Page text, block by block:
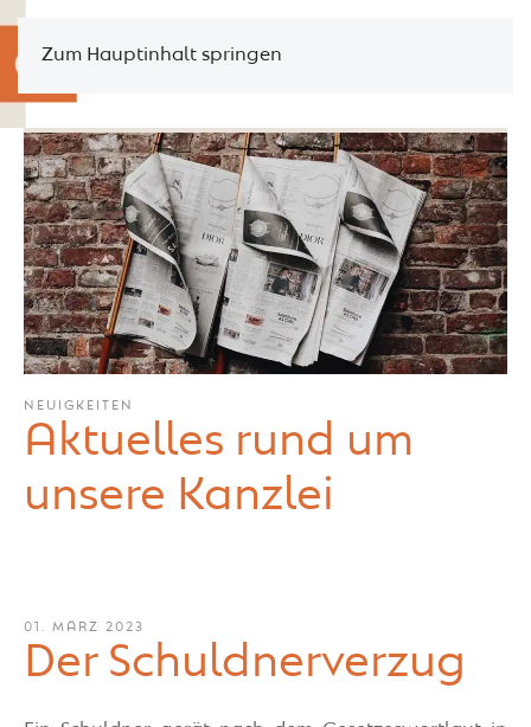
Zum Hauptinhalt springen
NEUIGKEITEN
Aktuelles rund um
unsere Kanzlei
01. MÄRZ 2023
Der Schuldnerverzug